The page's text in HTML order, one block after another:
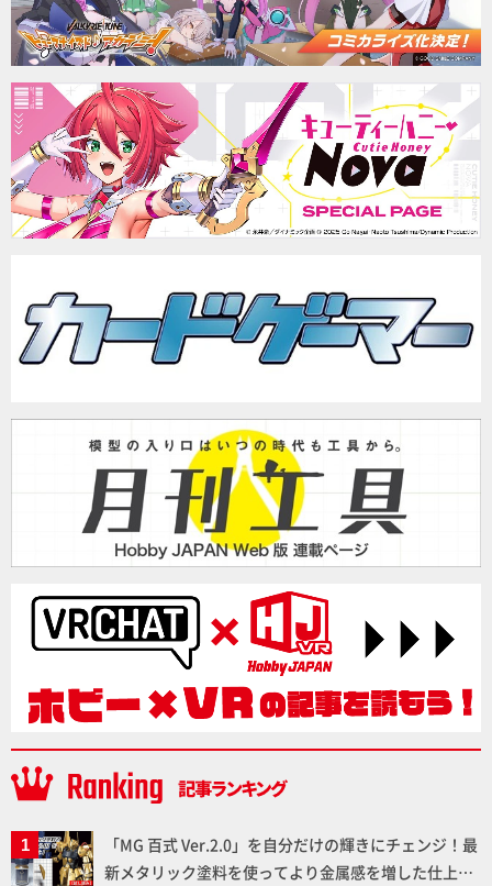
「MG 百式 Ver.2.0」を自分だけの輝きにチェンジ！最
新メタリック塗料を使ってより金属感を増した仕上が